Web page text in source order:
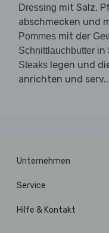
Dressing mit Salz,
abschmecken und
Pommes mit der
Schnittlauchbutter in
Steaks legen und
anrichten und
Unternehmen
Service
Hilfe & Kontakt